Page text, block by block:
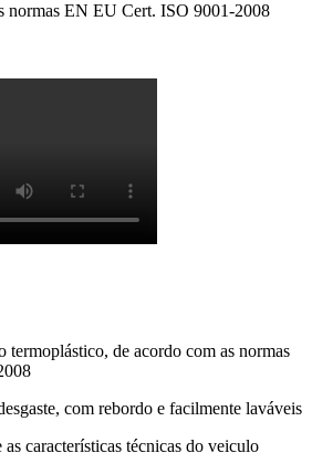
normas EN EU Cert. ISO 9001-2008
termoplástico, de acordo com as normas
com rebordo e facilmente laváveis
características técnicas do veiculo